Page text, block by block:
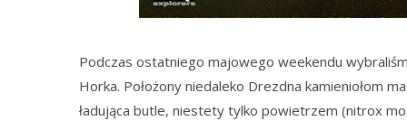
Podczas ostatniego majowego weekendu
Horka. Położony niedaleko Drezdna kamieniołom
ładująca butle, niestety tylko powietrzem (nitrox